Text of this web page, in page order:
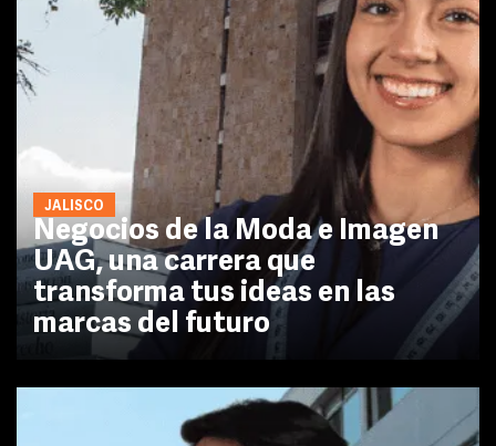
JALISCO
Negocios de la Moda e Imagen
UAG, una carrera que
transforma tus ideas en las
marcas del futuro